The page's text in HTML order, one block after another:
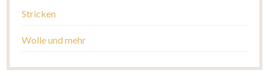
Stricken
Wolle und mehr